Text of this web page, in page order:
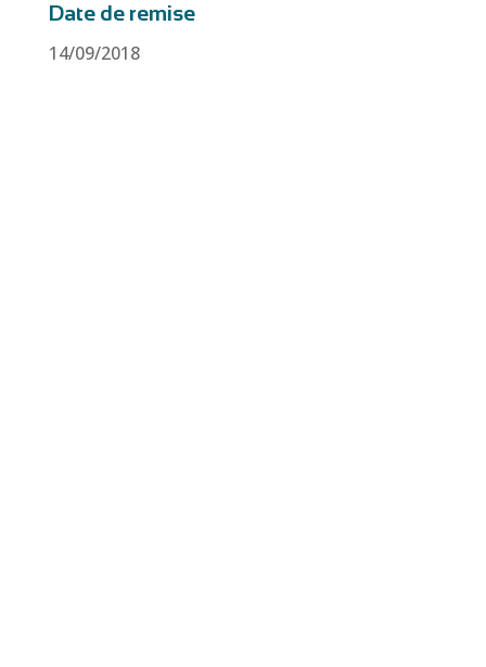
Date de remise
14/09/2018